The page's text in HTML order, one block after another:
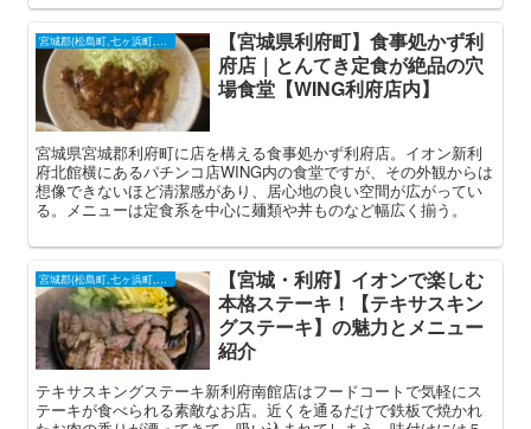
【宮城県利府町】食事処かず利
府店｜とんてき定食が絶品の穴
場食堂【WING利府店内】
宮城県宮城郡利府町に店を構える食事処かず利府店。イオン新利
府北館横にあるパチンコ店WING内の食堂ですが、その外観からは
想像できないほど清潔感があり、居心地の良い空間が広がってい
る。メニューは定食系を中心に麺類や丼ものなど幅広く揃う。
宮城郡(松島町,七ヶ浜町,利府町)
【宮城・利府】イオンで楽しむ
本格ステーキ！【テキサスキン
グステーキ】の魅力とメニュー
紹介
テキサスキングステーキ新利府南館店はフードコートで気軽にス
テーキが食べられる素敵なお店。近くを通るだけで鉄板で焼かれ